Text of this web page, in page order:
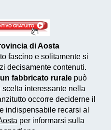
di Aosta
fascino e solitamente si
decisamente contenuti.
fabbricato rurale può
interessante nella
occorre deciderne il
indispensabile recarsi al
per informarsi sulla